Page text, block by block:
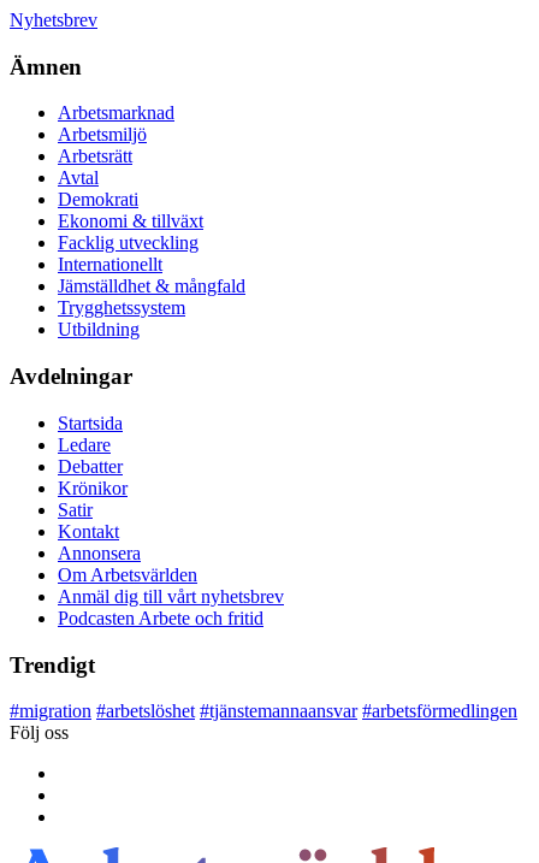
Nyhetsbrev
Ämnen
Arbetsmarknad
Arbetsmiljö
Arbetsrätt
Avtal
Demokrati
Ekonomi & tillväxt
Facklig utveckling
Internationellt
Jämställdhet & mångfald
Trygghetssystem
Utbildning
Avdelningar
Startsida
Ledare
Debatter
Krönikor
Satir
Kontakt
Annonsera
Om Arbetsvärlden
Anmäl dig till vårt nyhetsbrev
Podcasten Arbete och fritid
Trendigt
#migration #arbetslöshet #tjänstemannaansvar #arbetsförmedlingen
Följ oss